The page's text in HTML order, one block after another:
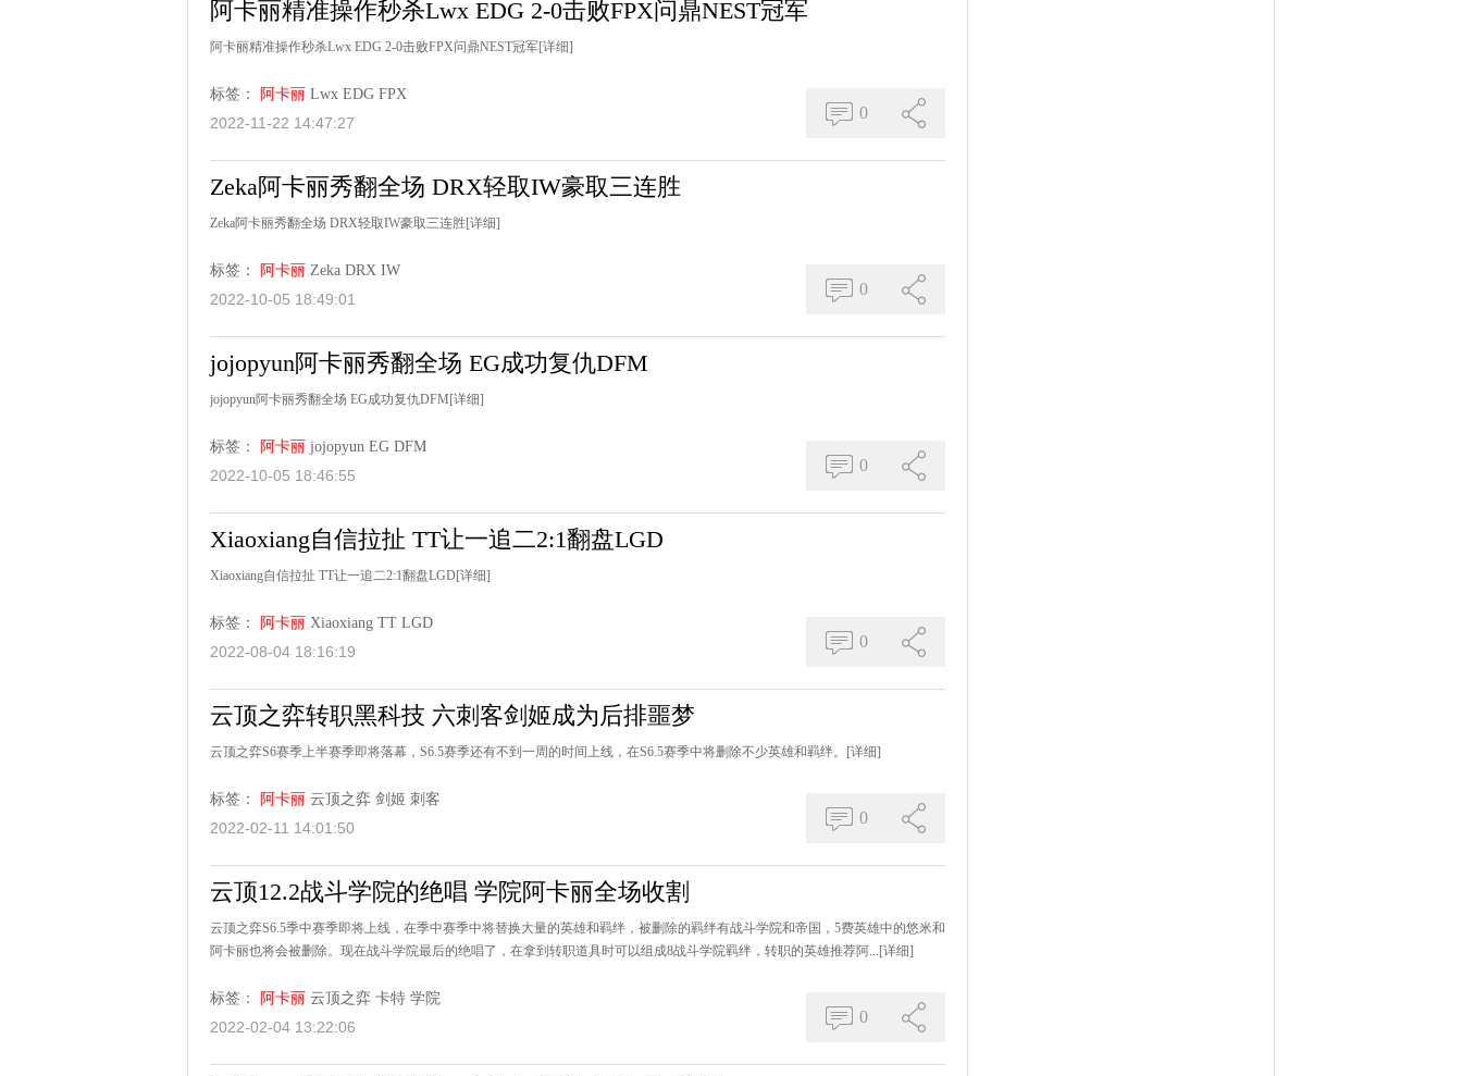
阿卡丽精准操作秒杀Lwx EDG 2-0击败FPX问鼎NEST冠军
阿卡丽精准操作秒杀Lwx EDG 2-0击败FPX问鼎NEST冠军[详细]
标签： 阿卡丽 Lwx EDG FPX
2022-11-22 14:47:27
0
Zeka阿卡丽秀翻全场 DRX轻取IW豪取三连胜
Zeka阿卡丽秀翻全场 DRX轻取IW豪取三连胜[详细]
标签： 阿卡丽 Zeka DRX IW
2022-10-05 18:49:01
0
jojopyun阿卡丽秀翻全场 EG成功复仇DFM
jojopyun阿卡丽秀翻全场 EG成功复仇DFM [详细]
标签： 阿卡丽 jojopyun EG DFM
2022-10-05 18:46:55
0
Xiaoxiang自信拉扯 TT让一追二2:1翻盘LGD
Xiaoxiang自信拉扯 TT让一追二2:1翻盘LGD[详细]
标签： 阿卡丽 Xiaoxiang TT LGD
2022-08-04 18:16:19
0
云顶之弈转职黑科技 六刺客剑姬成为后排噩梦
云顶之弈S6赛季上半赛季即将落幕，S6.5赛季还有不到一周的时间上线，在S6.5赛季中将删除不少英雄和羁绊。 [详细]
标签： 阿卡丽 云顶之弈 剑姬 刺客
2022-02-11 14:01:50
0
云顶12.2战斗学院的绝唱 学院阿卡丽全场收割
云顶之弈S6.5季中赛季即将上线，在季中赛季中将替换大量的英雄和羁绊，被删除的羁绊有战斗学院和帝国，5费英雄中的悠米和
阿卡丽也将会被删除。现在战斗学院最后的绝唱了，在拿到转职道具时可以组成8战斗学院羁绊，转职的英雄推荐阿... [详细]
标签： 阿卡丽 云顶之弈 卡特 学院
2022-02-04 13:22:06
0